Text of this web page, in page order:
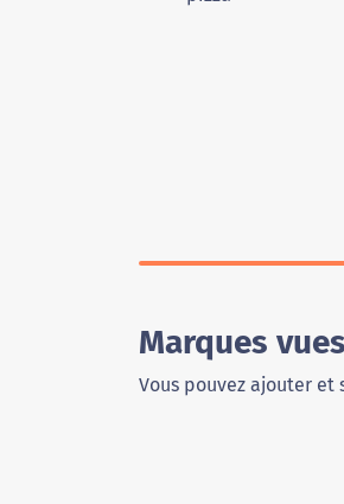
Marques
Vous pouvez ajouter